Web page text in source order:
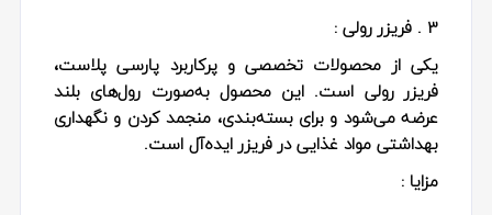
3 . فریزر رولی :
یکی از محصولات تخصصی و پرکاربرد پارسی پلاست،
فریزر رولی است. این محصول به‌صورت رول‌های بلند
عرضه می‌شود و برای بسته‌بندی، منجمد کردن و نگهداری
بهداشتی مواد غذایی در فریزر ایده‌آل است.
مزایا :